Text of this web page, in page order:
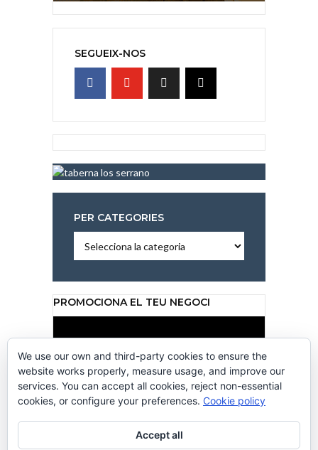
SEGUEIX-NOS
PER CATEGORIES
categories
PROMOCIONA EL TEU NEGOCI
de
vídeo
We use our own and third-party cookies to ensure the
website works properly, measure usage, and improve our
services. You can accept all cookies, reject non-essential
cookies, or configure your preferences. Cookie policy
Accept all